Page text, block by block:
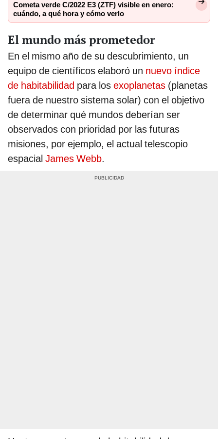
Cometa verde C/2022 E3 (ZTF) visible en enero:
cuándo, a qué hora y cómo verlo
El mundo más prometedor
En el mismo año de su descubrimiento, un
equipo de científicos elaboró un nuevo índice
de habitabilidad para los exoplanetas (planetas
fuera de nuestro sistema solar) con el objetivo
de determinar qué mundos deberían ser
observados con prioridad por las futuras
misiones, por ejemplo, el actual telescopio
espacial James Webb.